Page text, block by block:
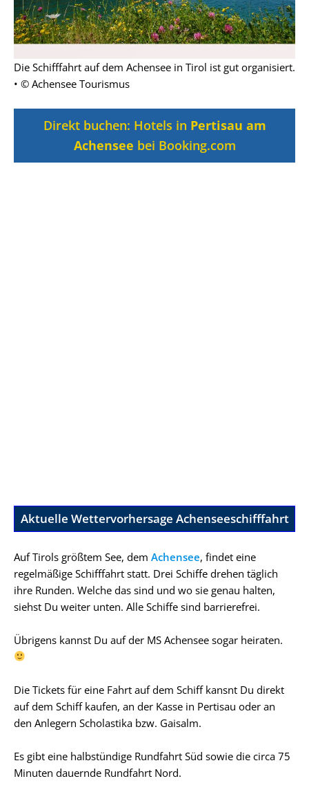
Die Schifffahrt auf dem Achensee in Tirol ist gut organisiert.
• © Achensee Tourismus
Direkt buchen: Hotels in Pertisau am
Achensee bei Booking.com
Aktuelle Wettervorhersage Achenseeschifffahrt
Auf Tirols größtem See, dem Achensee, findet eine
regelmäßige Schifffahrt statt. Drei Schiffe drehen täglich
ihre Runden. Welche das sind und wo sie genau halten,
siehst Du weiter unten. Alle Schiffe sind barrierefrei.
Übrigens kannst Du auf der MS Achensee sogar heiraten.
Die Tickets für eine Fahrt auf dem Schiff kansnt Du direkt
auf dem Schiff kaufen, an der Kasse in Pertisau oder an
den Anlegern Scholastika bzw. Gaisalm.
Es gibt eine halbstündige Rundfahrt Süd sowie die circa 75
Minuten dauernde Rundfahrt Nord.